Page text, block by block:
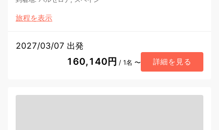
旅程を表示
2027/03/07 出発
160,140円 / 1名 〜 詳細を見る